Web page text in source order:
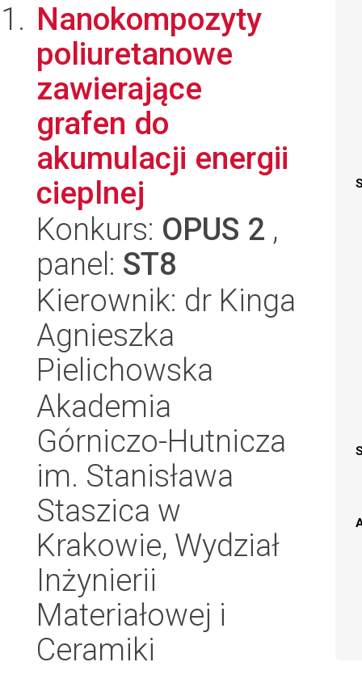
Nanokompozyty
poliuretanowe
zawierające
grafen do
akumulacji energii
cieplnej
Konkurs: OPUS 2 ,
panel: ST8
Kierownik: dr Kinga
Agnieszka
Pielichowska
Akademia
Górniczo-Hutnicza
im. Stanisława
Staszica w
Krakowie, Wydział
Inżynierii
Materiałowej i
Ceramiki